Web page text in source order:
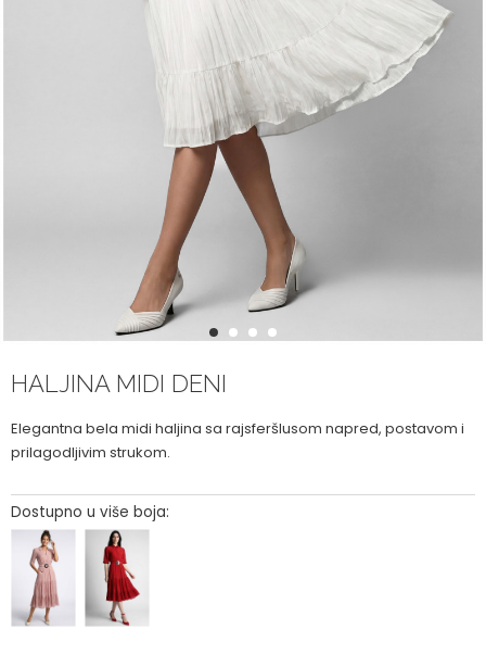
1 2 3 4
HALJINA MIDI DENI
Elegantna bela midi haljina sa rajsferšlusom napred, postavom i
prilagodljivim strukom.
Dostupno u više boja: